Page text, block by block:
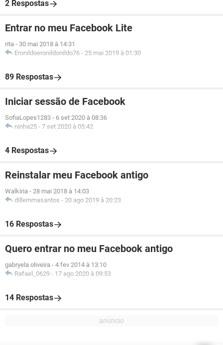
2 Respostas
Entrar no meu Facebook Lite
rita - 30 mai 2018 à 14:31
Eronildoeronildonildo76 - 25 mai 2019 à 01:30
89 Respostas
Iniciar sessão de Facebook
SofiaLopes1283 - 6 set 2020 à 08:36
ninha25 - 7 set 2020 à 05:42
4 Respostas
Reinstalar meu Facebook antigo
Walkiria - 28 mai 2018 à 14:03
dillemmasantos - 20 ago 2019 à 20:23
16 Respostas
Quero entrar no meu Facebook antigo
gabryela oliveira - 4 fev 2014 à 13:10
Rafael_0629 - 17 ago 2020 à 09:53
14 Respostas